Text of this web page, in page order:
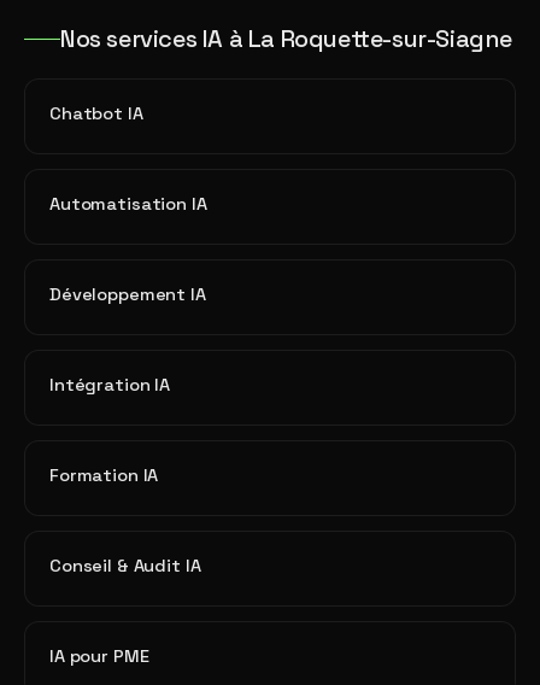
Nos services IA à La Roquette-sur-Siagne
Chatbot IA
Automatisation IA
Développement IA
Intégration IA
Formation IA
Conseil & Audit IA
IA pour PME